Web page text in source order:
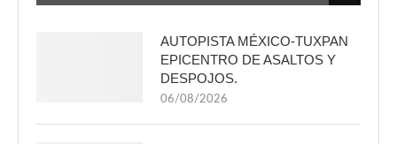
AUTOPISTA MÉXICO-TUXPAN
EPICENTRO DE ASALTOS Y
DESPOJOS.
06/08/2026